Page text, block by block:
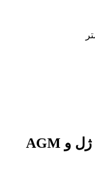
چرا به‌جای باتری سرب‌اسید، ژل و AGM